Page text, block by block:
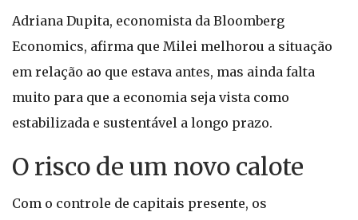
Adriana Dupita, economista da Bloomberg
Economics, afirma que Milei melhorou a situação
em relação ao que estava antes, mas ainda falta
muito para que a economia seja vista como
estabilizada e sustentável a longo prazo.
O risco de um novo calote
Com o controle de capitais presente, os